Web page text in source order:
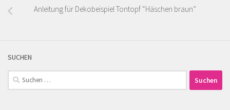
Anleitung für Dekobeispiel Tontopf “Häschen braun”
SUCHEN
Suchen
nach: